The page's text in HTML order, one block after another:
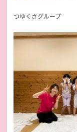
つゆくさグループ